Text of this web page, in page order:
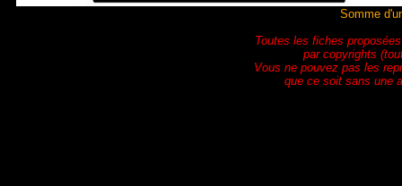
Somme
Toutes les fiches
par copyrights
Vous ne pouvez pas les
que ce soit sans une